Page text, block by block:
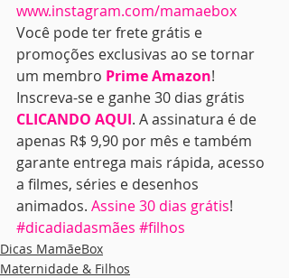
www.instagram.com/mamaebox
Você pode ter frete grátis e
promoções exclusivas ao se tornar
um membro Prime Amazon!
Inscreva-se e ganhe 30 dias grátis
CLICANDO AQUI. A assinatura é de
apenas R$ 9,90 por mês e também
garante entrega mais rápida, acesso
a filmes, séries e desenhos
animados. Assine 30 dias grátis!
#dicadiadasmães #filhos
Dicas MamãeBox
Maternidade & Filhos